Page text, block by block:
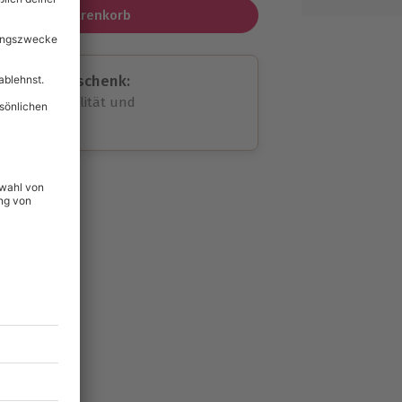
In den Warenkorb
Geschenk:
volle Flexibilität und
°P